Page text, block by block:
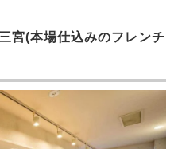
宮(本場仕込みのフレンチ